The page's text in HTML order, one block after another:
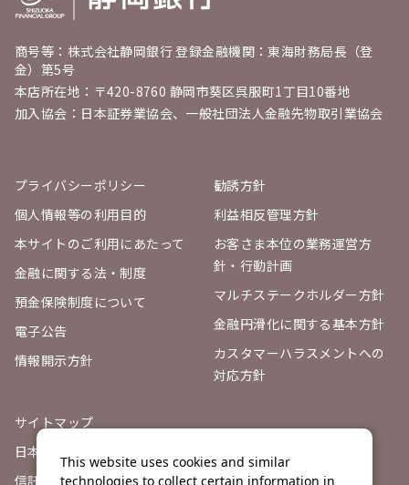
商号等：株式会社静岡銀行 登録金融機関：東海財務局長（登
金）第5号
本店所在地：〒420-8760 静岡市葵区呉服町1丁目10番地
加入協会：日本証券業協会、一般社団法人金融先物取引業協会
プライバシーポリシー
個人情報等の利用目的
本サイトのご利用にあたって
金融に関する法・制度
預金保険制度について
電子公告
情報開示方針
勧誘方針
利益相反管理方針
お客さま本位の業務運営方
針・行動計画
マルチステークホルダー方針
金融円滑化に関する基本方針
カスタマーハラスメントへの
対応方針
サイトマップ
日本証券業協会
信託契約代理店登録票
This website uses cookies and similar
technologies to collect certain information in